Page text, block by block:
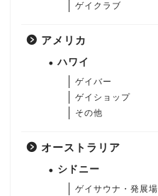
ゲイクラブ
アメリカ
ハワイ
ゲイバー
ゲイショップ
その他
オーストラリア
シドニー
ゲイサウナ・発展場